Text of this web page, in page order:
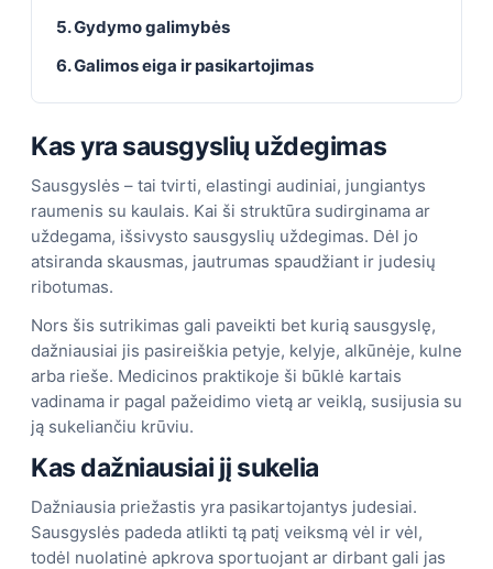
5. Gydymo galimybės
6. Galimos eiga ir pasikartojimas
Kas yra sausgyslių uždegimas
Sausgyslės – tai tvirti, elastingi audiniai, jungiantys
raumenis su kaulais. Kai ši struktūra sudirginama ar
uždegama, išsivysto sausgyslių uždegimas. Dėl jo
atsiranda skausmas, jautrumas spaudžiant ir judesių
ribotumas.
Nors šis sutrikimas gali paveikti bet kurią sausgyslę,
dažniausiai jis pasireiškia petyje, kelyje, alkūnėje, kulne
arba rieše. Medicinos praktikoje ši būklė kartais
vadinama ir pagal pažeidimo vietą ar veiklą, susijusia su
ją sukeliančiu krūviu.
Kas dažniausiai jį sukelia
Dažniausia priežastis yra pasikartojantys judesiai.
Sausgyslės padeda atlikti tą patį veiksmą vėl ir vėl,
todėl nuolatinė apkrova sportuojant ar dirbant gali jas